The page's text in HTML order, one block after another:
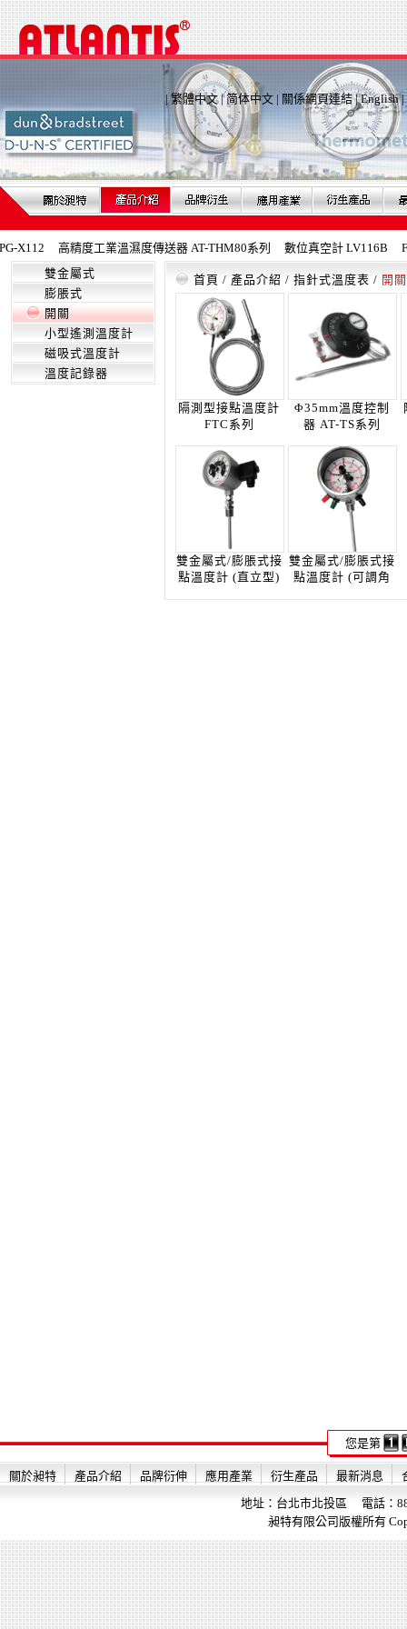
| 繁體中文|简体中文 | 關係網頁連結|English|
X112 高精度工業溫濕度傳送器 AT-THM80系列 數位真空計 LV116B
雙金屬式
膨脹式
開關
小型遙測溫度計
磁吸式溫度計
溫度記錄器
首頁 / 產品介紹 / 指針式溫度表 / 開關
隔測型接點溫度計
FTC系列
Φ35mm溫度控制
器 AT-TS系列
雙金屬式/膨脹式接
點溫度計 (直立型)
雙金屬式/膨脹式接
點溫度計 (可調角
您是第
關於昶特 產品介紹 品牌衍伸 應用產業 衍生產品 最新消息
地址：台北市北投區 電話：
昶特有限公司版權所有